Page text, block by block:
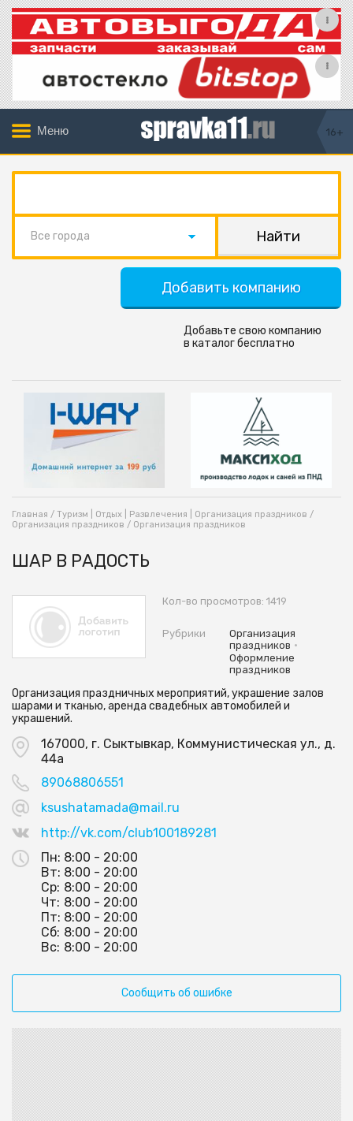
Меню 16+
Все города
Добавить компанию
Добавьте свою компанию
в каталог бесплатно
Главная / Туризм | Отдых | Развлечения | Организация праздников /
Организация праздников / Организация праздников
ШАР В РАДОСТЬ
Кол-во просмотров: 1419
Рубрики
Организация
праздников •
Оформление
праздников
Организация праздничных мероприятий, украшение залов
шарами и тканью, аренда свадебных автомобилей и
украшений.
167000, г. Сыктывкар, Коммунистическая ул., д.
44а
89068806551
ksushatamada@mail.ru
http://vk.com/club100189281
Пн: 8:00 - 20:00
Вт: 8:00 - 20:00
Ср: 8:00 - 20:00
Чт: 8:00 - 20:00
Пт: 8:00 - 20:00
Сб: 8:00 - 20:00
Вс: 8:00 - 20:00
Сообщить об ошибке